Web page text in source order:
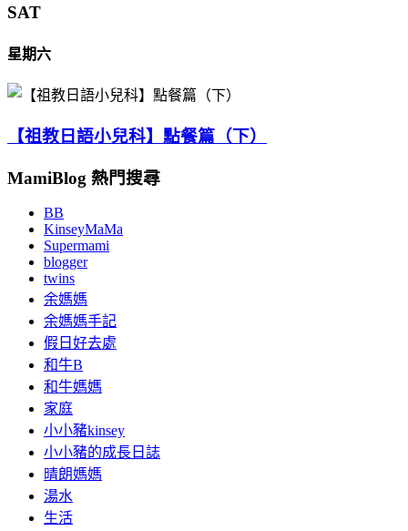
SAT
星期六
【祖教日語小兒科】點餐篇（下）
MamiBlog 熱門搜尋
BB
KinseyMaMa
Supermami
blogger
twins
余媽媽
余媽媽手記
假日好去處
和牛B
和牛媽媽
家庭
小小豬kinsey
小小豬的成長日誌
晴朗媽媽
湯水
生活